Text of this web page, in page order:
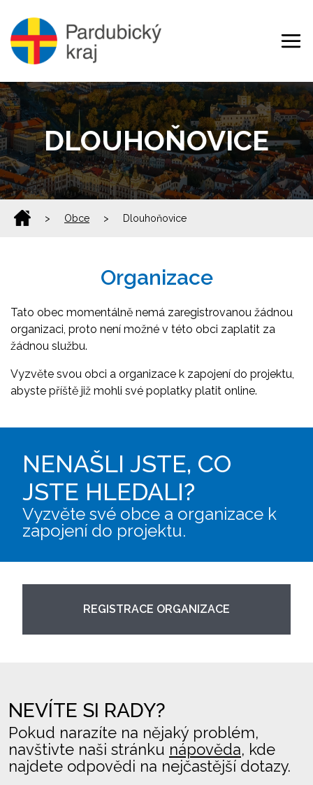
DLOUHOŇOVICE
> Obce > Dlouhoňovice
Organizace
Tato obec momentálně nemá zaregistrovanou žádnou
organizaci, proto není možné v této obci zaplatit za
žádnou službu.
Vyzvěte svou obci a organizace k zapojení do projektu,
abyste příště již mohli své poplatky platit online.
NENAŠLI JSTE, CO
JSTE HLEDALI?
Vyzvěte své obce a organizace k
zapojení do projektu.
REGISTRACE ORGANIZACE
NEVÍTE SI RADY?
Pokud narazíte na nějaký problém,
navštivte naši stránku nápověda, kde
najdete odpovědi na nejčastější dotazy.